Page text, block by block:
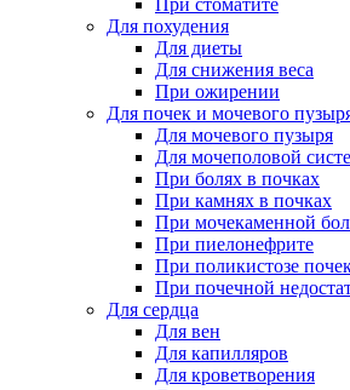
При стоматите
Для похудения
Для диеты
Для снижения веса
При ожирении
Для почек и мочевого
Для мочевого пузыря
Для мочеполовой
При болях в почках
При камнях в почках
При мочекаменной
При пиелонефрите
При поликистозе
При почечной
Для сердца
Для вен
Для капилляров
Для кроветворения